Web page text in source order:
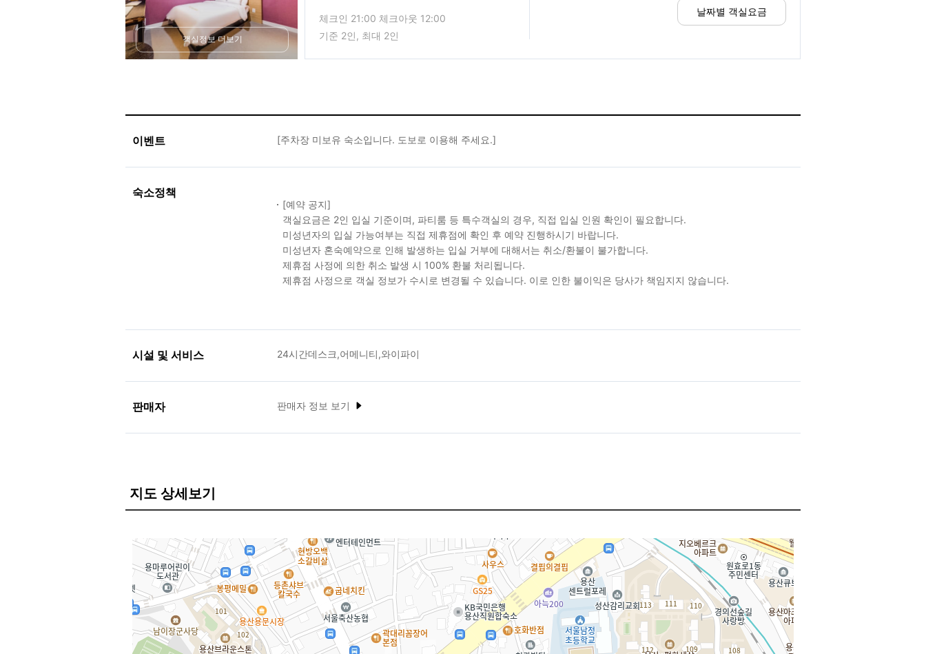
객실정보 더보기
체크인 21:00 체크아웃 12:00
기준 2인, 최대 2인
날짜별 객실요금
이벤트 [주차장 미보유 숙소입니다. 도보로 이용해 주세요.]
숙소정책
[예약 공지]
객실요금은 2인 입실 기준이며, 파티룸 등 특수객실의 경우, 직접 입실 인원 확인이 필요합니다.
미성년자의 입실 가능여부는 직접 제휴점에 확인 후 예약 진행하시기 바랍니다.
미성년자 혼숙예약으로 인해 발생하는 입실 거부에 대해서는 취소/환불이 불가합니다.
제휴점 사정에 의한 취소 발생 시 100% 환불 처리됩니다.
제휴점 사정으로 객실 정보가 수시로 변경될 수 있습니다. 이로 인한 불이익은 당사가 책임지지 않습니다.
시설 및 서비스 24시간데스크,어메니티,와이파이
판매자 판매자 정보 보기
지도 상세보기